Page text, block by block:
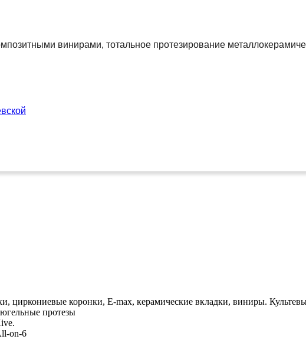
винирами, тотальное протезирование
циркониевые коронки, Е-max, керамические вкладки, виниры.
протезы
on-6